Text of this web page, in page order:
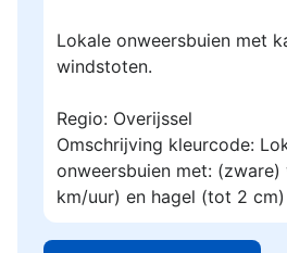
Lokale onweersbuien met
windstoten.
Regio: Overijssel
Omschrijving kleurcode:
onweersbuien met:
km/uur) en hagel (tot 2 cm)